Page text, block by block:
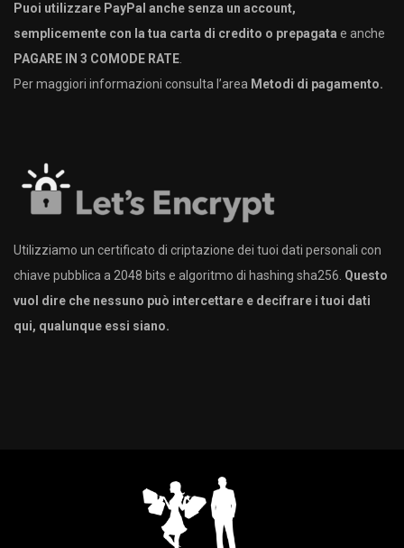
Puoi utilizzare PayPal anche senza un account,
semplicemente con la tua carta di credito o prepagata e anche
PAGARE IN 3 COMODE RATE.
Per maggiori informazioni consulta l’area Metodi di pagamento.
Utilizziamo un certificato di criptazione dei tuoi dati personali con
chiave pubblica a 2048 bits e algoritmo di hashing sha256. Questo
vuol dire che nessuno può intercettare e decifrare i tuoi dati
qui, qualunque essi siano.